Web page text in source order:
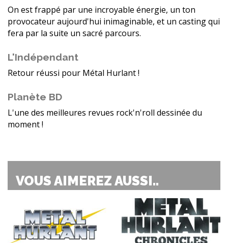
On est frappé par une incroyable énergie, un ton
provocateur aujourd'hui inimaginable, et un casting qui
fera par la suite un sacré parcours.
L'Indépendant
Retour réussi pour Métal Hurlant !
Planète BD
L'une des meilleures revues rock'n'roll dessinée du
moment !
VOUS AIMEREZ AUSSI..